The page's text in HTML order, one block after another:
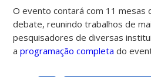
O evento contará com 11 mesas
debate, reunindo trabalhos de
pesquisadores de diversas
aprogramação completa do